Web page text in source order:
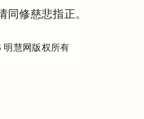
同修慈悲指正。
明慧网版权所有